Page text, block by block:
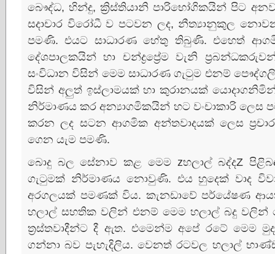
බෞද්ධ, හින්දු, ක්‍රිස්‌තියානි පාරිභෝගිකයින් පිට
සදාචාර විරෝධී ව පටවන ලද, නීත්‍යානුකුල
පමණි. එයට සාධාරණ හේතු තිබුණි. එහෙත්
දේශපාලකයින් හා චන්ද්‍රප්‍රේම වැනි
සංවිධාන විසින් මෙම සාධාරණ ගැටුම එනම්
විසින් අලුත් ඉස්‌ලාමයක්‌ හා කුරානයක්‌
නිර්මාණය කර අන්‍යාගමිකයින් හට වංචාකාරි ලෙස
කරන ලද සටන ආගමික අන්තවාදයක්‌ ලෙස
ගෙන යැම පමණි.
බොදු බල සේනාව කළ මෙම zහලාල් බද්දZ
ගැටුමක්‌ නිර්මාණය නොවුණි. එය හුදෙක්‌ වාද
අරගලයක්‌ පමණක්‌ විය. කැනඩාවේ පර්යේෂණ
හලාල් සහතික වලින් එනම් මෙම හලාල් බදු වලින්
ත්‍රස්‌තවාදීන්ට දී ඇත. එමෙන්ම අපේ රටේ මෙම
ගන්නා බව පැහැදිලිය. වෙනත් රටවල හලාල්